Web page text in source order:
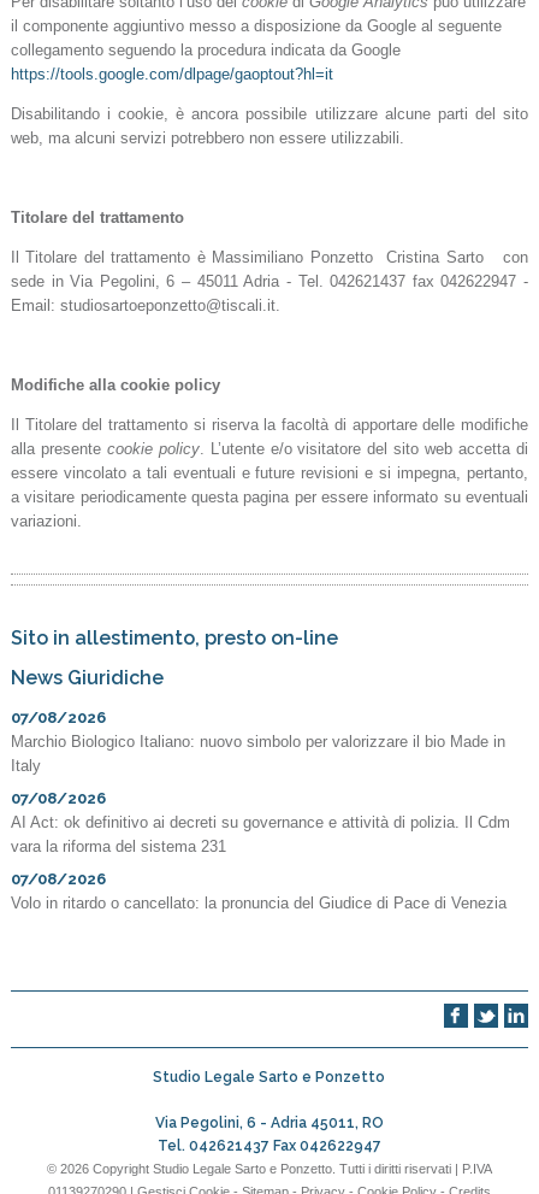
il componente aggiuntivo messo a disposizione da Google al seguente
collegamento seguendo la procedura indicata da Google
https://tools.google.com/dlpage/gaoptout?hl=it
Disabilitando i cookie, è ancora possibile utilizzare alcune parti del sito
web, ma alcuni servizi potrebbero non essere utilizzabili.
Titolare del trattamento
Il Titolare del trattamento è Massimiliano Ponzetto Cristina Sarto con
sede in Via Pegolini, 6 – 45011 Adria - Tel. 042621437 fax 042622947 -
Email: studiosartoeponzetto@tiscali.it.
Modifiche alla cookie policy
Il Titolare del trattamento si riserva la facoltà di apportare delle modifiche
alla presente cookie policy. L’utente e/o visitatore del sito web accetta di
essere vincolato a tali eventuali e future revisioni e si impegna, pertanto,
a visitare periodicamente questa pagina per essere informato su eventuali
variazioni.
Sito in allestimento, presto on-line
News Giuridiche
07/08/2026
Marchio Biologico Italiano: nuovo simbolo per valorizzare il bio Made in
Italy
07/08/2026
AI Act: ok definitivo ai decreti su governance e attività di polizia. Il Cdm
vara la riforma del sistema 231
07/08/2026
Volo in ritardo o cancellato: la pronuncia del Giudice di Pace di Venezia
Studio Legale Sarto e Ponzetto
Via Pegolini, 6 - Adria 45011, RO
Tel. 042621437 Fax 042622947
© 2026 Copyright Studio Legale Sarto e Ponzetto. Tutti i diritti riservati | P.IVA